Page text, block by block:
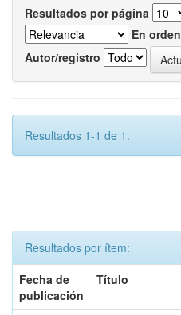
Resultados por página
En orden
Autor/registro
Resultados 1-1 de 1.
Resultados por ítem:
Fecha de
publicación
Título